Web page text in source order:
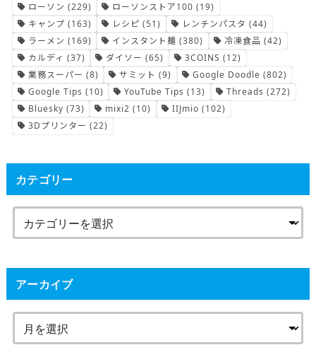
ローソン (229) ローソンストア100 (19)
キャンプ (163) レシピ (51) レンチンパスタ (44)
ラーメン (169) インスタント麺 (380) 冷凍食品 (42)
カルディ (37) ダイソー (65) 3COINS (12)
業務スーパー (8) サミット (9) Google Doodle (802)
Google Tips (10) YouTube Tips (13) Threads (272)
Bluesky (73) mixi2 (10) IIJmio (102)
3Dプリンター (22)
カテゴリー
アーカイブ